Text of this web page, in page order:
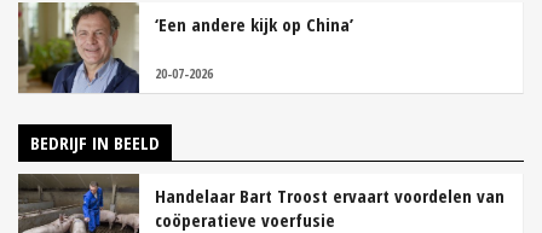
‘Een andere kijk op China’
20-07-2026
BEDRIJF IN BEELD
Handelaar Bart Troost ervaart voordelen van
coöperatieve voerfusie